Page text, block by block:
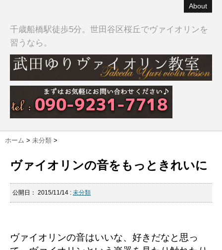
About
千歳船橋駅徒歩5分。世田谷区桜丘でヴァイオリンを
習うなら。
ホーム > 未分類 >
ヴァイオリンの音をもっときれいに
公開日： 2015/11/14 : 未分類
ヴァイオリンの音はいいな、好きだなと思っ